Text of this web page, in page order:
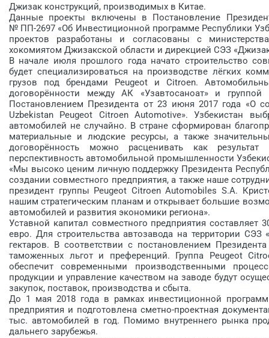
Джизак конструкций, производимых в Китае.
Данные проекты включены в Постановление
№ ПП-2697 «Об Инвестиционной программе Республики
проектов разработаны и согласованы с
хокомиятом Джизакской области и дирекцией СЭЗ
В начале июля прошлого года начато строительство
будет специализироваться на производстве лёгких
грузов под брендами Peugeot и Citroеn.
договорённости между АК «Узавтосаноат» и
Постановлением ­Президента от 23 июня 2017 года «О
Uzbekistan Peugeot Citroen Automotive». Узбекистан
автомобилей не случайно. В стране сформирован
материальные и людские ресурсы, а также
договорённость можно расценивать как
перспективность автомобильной промышленности
«Мы высоко ценим личную поддержку Президента
создании совместного предприятия, а также наше
президент группы Peugeot Citroen Automobiles S.A.
нашим стратегическим планам и открывает большие
автомобилей и развития экономики региона».
Уставной капитал совместного предприятия
евро. Для строительства автозавода на территории
гектаров. В соответствии с постановлением
таможенных льгот и преференций. Группа Peugeot
обеспечит современными производственными
продукции и управление качеством на заводе будут
закупок, поставок, производства и сбыта.
До 1 мая 2018 года в рамках инвестиционной
предприятия и подготовлена сметно-проектная
тыс. автомобилей в год. Помимо внутреннего рынка
дальнего зарубежья.